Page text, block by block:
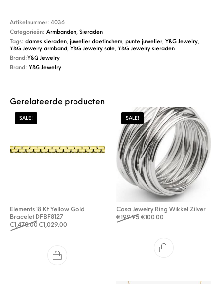
Artikelnummer:4036
Categorieën:Armbanden,Sieraden
Tags:dames sieraden, juwelier doetinchem, punte juwelier, Y&G Jewelry,
Y&G Jewelry armband, Y&G Jewelry sale, Y&G Jewelry sieraden
Brand:Y&G Jewelry
Brand: Y&G Jewelry
Gerelateerde producten
SALE!
Elements 18 Kt Yellow Gold
Bracelet DFBF8127
€1,470.00 Oorspronkelijke prijs was: €1,470.00.
€1,029.00 Huidige prijs is: €1,029.00.
SALE!
Casa Jewelry Ring Wikkel Zilver
€199.95 Oorspronkelijke prijs was:
€100.00